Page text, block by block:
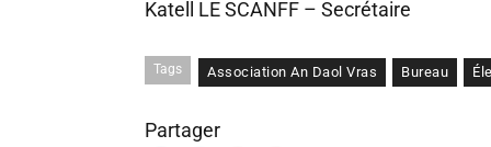
Katell LE SCANFF – Secrétaire
Tags Association An Daol Vras Bureau
Partager